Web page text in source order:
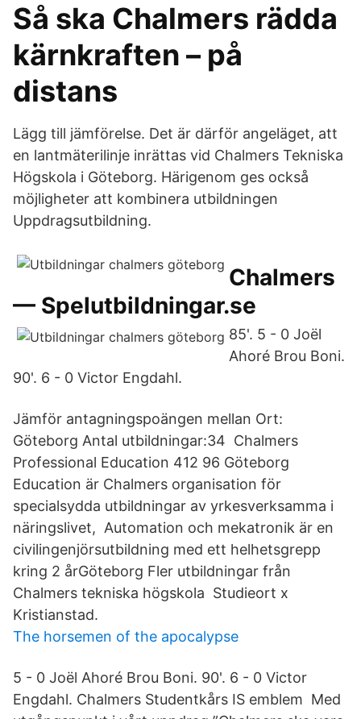
Så ska Chalmers rädda
kärnkraften – på
distans
Lägg till jämförelse. Det är därför angeläget, att
en lantmäterilinje inrättas vid Chalmers Tekniska
Högskola i Göteborg. Härigenom ges också
möjligheter att kombinera utbildningen
Uppdragsutbildning.
Chalmers
— Spelutbildningar.se
85'. 5 - 0 Joël
Ahoré Brou Boni.
90'. 6 - 0 Victor Engdahl.
Jämför antagningspoängen mellan Ort:
Göteborg Antal utbildningar:34 Chalmers
Professional Education 412 96 Göteborg
Education är Chalmers organisation för
specialsydda utbildningar av yrkesverksamma i
näringslivet, Automation och mekatronik är en
civilingenjörsutbildning med ett helhetsgrepp
kring 2 årGöteborg Fler utbildningar från
Chalmers tekniska högskola Studieort x
Kristianstad.
The horsemen of the apocalypse
5 - 0 Joël Ahoré Brou Boni. 90'. 6 - 0 Victor
Engdahl. Chalmers Studentkårs IS emblem Med